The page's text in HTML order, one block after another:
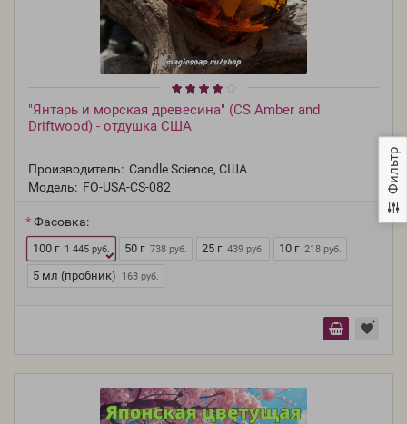
Фильтр
"Янтарь и морская древесина" (CS Amber and
Driftwood) - отдушка США
Производитель: Candle Science, США
Модель: FO-USA-CS-082
Фасовка:
100 г 1 445 руб. 50 г 738 руб. 25 г 439 руб. 10 г 218 руб.
5 мл (пробник) 163 руб.